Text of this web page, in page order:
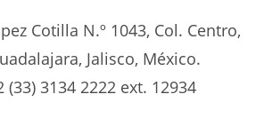
Cotilla N.º 1043, Col. Centro,
Jalisco, México.
(33) 3134 2222 ext. 12934